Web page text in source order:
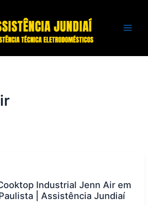
Industrial Jenn Air em
| Assistência Jundiaí